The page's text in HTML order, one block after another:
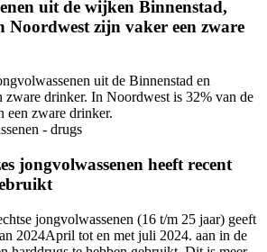
uit de wijken Binnenstad,
Noordwest zijn vaker een zware
- drugs
jongvolwassenen heeft recent
jongvolwassenen (16 t/m 25 jaar) geeft
2024April tot en met juli 2024. aan in de